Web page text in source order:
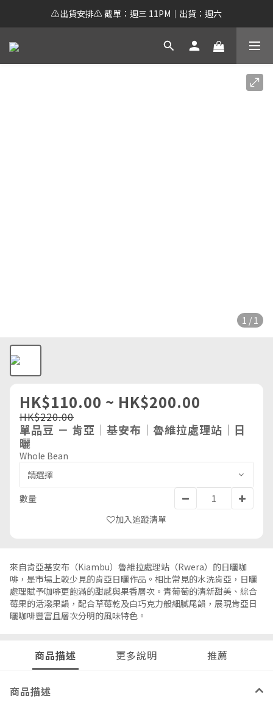
⚠️出貨安排⚠️ 截單：週三 11PM｜出貨：週六
1 / 1
HK$110.00 ~ HK$200.00
HK$220.00
單品豆 － 肯亞｜基安布｜魯維拉處理站｜日
曬
Whole Bean
數量
加入追蹤清單
來自肯亞基安布（Kiambu）魯維拉處理站（Rwera）的日曬咖
啡，是市場上較少見的肯亞日曬作品。相比常見的水洗肯亞，日曬
處理賦予咖啡更飽滿的甜感與果香層次。青葡萄的清新甜美、綜合
莓果的活潑果韻，配合草莓乾及白巧克力般細膩尾韻，展現肯亞日
曬咖啡豐富且層次分明的風味特色。
商品描述 更多說明 推薦
商品描述